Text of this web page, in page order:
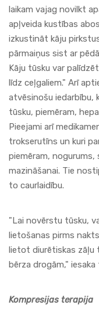
laikam vajag novilkt
apļveida kustības
izkustināt kāju
pārmaiņus sist ar
Kāju tūsku var
līdz ceļgaliem." Arī
atvēsinošu iedarbību,
tūsku, piemēram,
Pieejami arī
trokserutīns un kuri
piemēram, nogurums,
mazināšanai. Tie
to caurlaidību.
"Lai novērstu tūsku,
lietošanas pirms
lietot diurētiskas zāļu
bērza drogām," iesaka
Kompresijas terapija